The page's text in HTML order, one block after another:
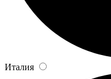
Италия